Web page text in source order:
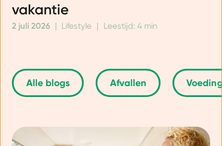
vakantie
2 juli 2026 | Lifestyle | Leestijd: 4 min
Alle blogs Afvallen